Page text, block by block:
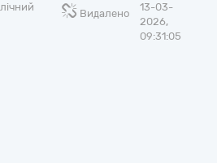
Видалено
13-03-
2026,
09:31:05